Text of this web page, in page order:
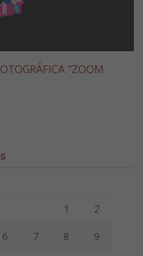
“ZOOM
Viernes Sábado
1 2
6 7 8 9